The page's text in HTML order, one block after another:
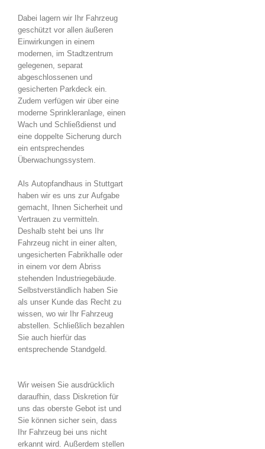
Dabei lagern wir Ihr Fahrzeug
geschützt vor allen äußeren
Einwirkungen in einem
modernen, im Stadtzentrum
gelegenen, separat
abgeschlossenen und
gesicherten Parkdeck ein.
Zudem verfügen wir über eine
moderne Sprinkleranlage, einen
Wach und Schließdienst und
eine doppelte Sicherung durch
ein entsprechendes
Überwachungssystem.
Als Autopfandhaus in Stuttgart
haben wir es uns zur Aufgabe
gemacht, Ihnen Sicherheit und
Vertrauen zu vermitteln.
Deshalb steht bei uns Ihr
Fahrzeug nicht in einer alten,
ungesicherten Fabrikhalle oder
in einem vor dem Abriss
stehenden Industriegebäude.
Selbstverständlich haben Sie
als unser Kunde das Recht zu
wissen, wo wir Ihr Fahrzeug
abstellen. Schließlich bezahlen
Sie auch hierfür das
entsprechende Standgeld.
Wir weisen Sie ausdrücklich
daraufhin, dass Diskretion für
uns das oberste Gebot ist und
Sie können sicher sein, dass
Ihr Fahrzeug bei uns nicht
erkannt wird. Außerdem stellen